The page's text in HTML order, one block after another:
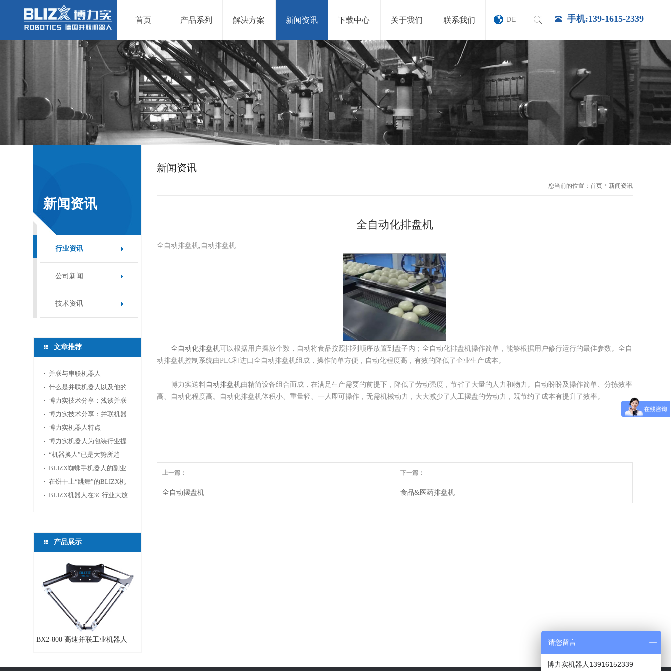
首页 产品系列 解决方案 新闻资讯 下载中心 关于我们 联系我们 DE 手机:139-1615-2339
新闻资讯
行业资讯
公司新闻
技术资讯
文章推荐
并联与串联机器人
什么是并联机器人以及他的
应用领域
博力实技术分享：浅谈并联
机器人应用中的视...
博力实技术分享：并联机器
人如何选型
博力实机器人特点
博力实机器人为包装行业提
供新的活力
“机器换人”已是大势所趋
BLIZX蜘蛛手机器人的副业
——切鱼
在饼干上“跳舞”的BLIZX机
器人
BLIZX机器人在3C行业大放
产品展示
BX2-800 高速并联工业机器人
新闻资讯
您当前的位置： 首页> 新闻资讯
全自动化排盘机
全自动排盘机,自动排盘机
全自动化排盘机可以根据用户摆放个数，自动将食品按照排列顺序放置到盘子内；全自动化排盘机操作简单，能够根据用户修行运行的最佳参数。全自
动排盘机控制系统由PLC和进口全自动排盘机组成，操作简单方便，自动化程度高，有效的降低了企业生产成本。
博力实送料自动排盘机由精简设备组合而成，在满足生产需要的前提下，降低了劳动强度，节省了大量的人力和物力。自动盼盼及操作简单、分拣效率
高、自动化程度高。自动化排盘机体积小、重量轻、一人即可操作，无需机械动力，大大减少了人工摆盘的劳动力，既节约了成本有提升了效率。
上一篇：
全自动摆盘机
下一篇：
食品&医药排盘机
请您留言
博力实机器人13916152339